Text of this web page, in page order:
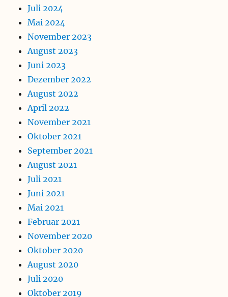
Juli 2024
Mai 2024
November 2023
August 2023
Juni 2023
Dezember 2022
August 2022
April 2022
November 2021
Oktober 2021
September 2021
August 2021
Juli 2021
Juni 2021
Mai 2021
Februar 2021
November 2020
Oktober 2020
August 2020
Juli 2020
Oktober 2019